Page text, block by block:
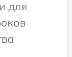
для